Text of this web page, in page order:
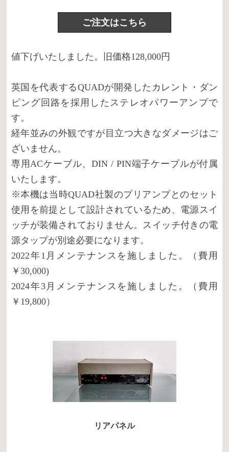
ご注文はこちら
値下げいたしました。旧価格128,000円
英国を代表するQUADが開発したカレント・ダン
ピング回路を採用したステレオパワーアンプで
す。
経年並みの外観ですが目立つ大きなダメージはご
ざいません。
専用ACケーブル、DIN / PIN端子ケーブルが付属
いたします。
※本機は当時QUAD社製のプリアンプとのセット
使用を前提として設計されているため、電源スイ
ッチが装備されておりません。スイッチ付きの電
源タップが別途必要になります。
2022年1月メンテナンスを施しました。（費用
￥30,000)
2024年3月メンテナンスを施しました。（費用
￥19,800）
リアパネル